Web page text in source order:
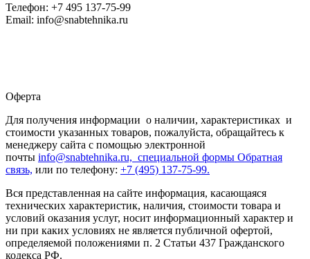
Телефон: +7 495 137-75-99
Email: info@snabtehnika.ru
Оферта
Для получения информации о наличии, характеристиках и
стоимости указанных товаров, пожалуйста, обращайтесь к
менеджеру сайта с помощью электронной
почты info@snabtehnika.ru, специальной формы Обратная
связь, или по телефону: +7 (495) 137-75-99.
Вся представленная на сайте информация, касающаяся
технических характеристик, наличия, стоимости товара и
условий оказания услуг, носит информационный характер и
ни при каких условиях не является публичной офертой,
определяемой положениями п. 2 Статьи 437 Гражданского
кодекса РФ.